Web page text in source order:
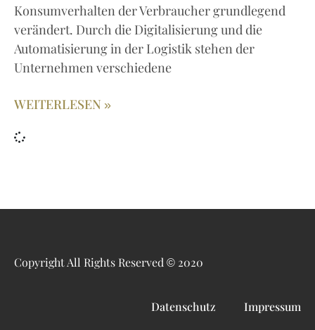
Konsumverhalten der Verbraucher grundlegend
verändert. Durch die Digitalisierung und die
Automatisierung in der Logistik stehen der
Unternehmen verschiedene
WEITERLESEN »
Copyright All Rights Reserved © 2020
Datenschutz Impressum